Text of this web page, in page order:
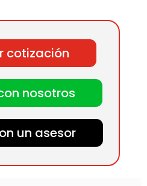
cotización
nosotros
un asesor